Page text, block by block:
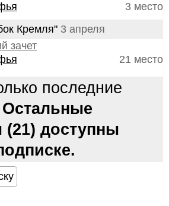
3 место
Кремля" 3 апреля
зачет
21 место
последние
Остальные
(21) доступны